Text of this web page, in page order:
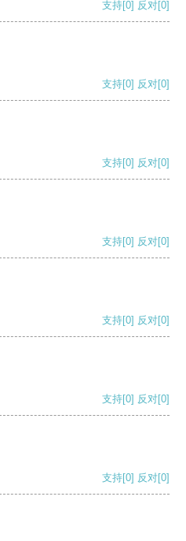
支持[0] 反对[0]
支持[0] 反对[0]
支持[0] 反对[0]
支持[0] 反对[0]
支持[0] 反对[0]
支持[0] 反对[0]
支持[0] 反对[0]